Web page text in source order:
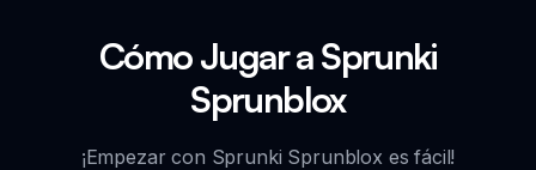
Cómo Jugar a Sprunki
Sprunblox
¡Empezar con Sprunki Sprunblox es fácil!